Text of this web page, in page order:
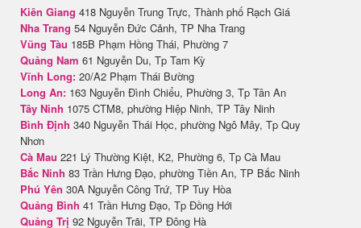
Kiên Giang 418 Nguyễn Trung Trực, Thành phố Rạch Giá
Nha Trang 54 Nguyễn Đức Cảnh, TP Nha Trang
Vũng Tàu 185B Phạm Hồng Thái, Phường 7
Quảng Nam 61 Nguyễn Du, Tp Tam Kỳ
Vĩnh Long: 20/A2 Phạm Thái Bường
Long An: 163 Nguyễn Đình Chiểu, Phường 3, Tp Tân An
Tây Ninh 1075 CTM8, phường Hiệp Ninh, TP Tây Ninh
Bình Định 340 Nguyễn Thái Học, phường Ngô Mây, Tp Quy
Nhơn
Cà Mau 221 Lý Thường Kiệt, K2, Phường 6, Tp Cà Mau
Bắc Ninh 83 Trần Hưng Đạo, phường Tiền An, TP Bắc Ninh
Phú Yên 30A Nguyễn Công Trứ, TP Tuy Hòa
Quảng Bình 41 Trần Hưng Đạo, Tp Đồng Hới
Quảng Trị 92 Nguyễn Trãi, TP Đông Hà